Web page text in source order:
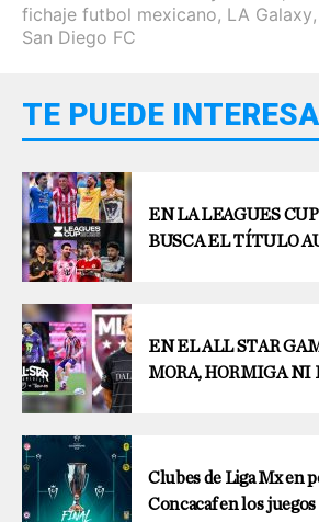
fichaje futbol mexicano, LA Galaxy,
San Diego FC
TE PUEDE
EN LA LEAGUES
BUSCA EL TÍTULO
EN EL ALL STAR
MORA, HORMIGA NI
Clubes de Liga Mx en
Concacaf en los